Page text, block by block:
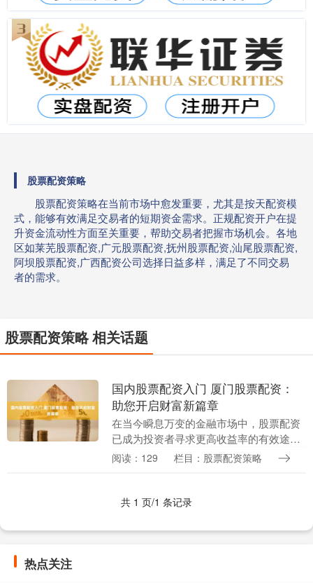
股票配资策略
股票配资策略在当前市场中愈发重要，尤其是按天配资模
式，能够有效满足交易者的短期资金需求。正规配资开户在提
升资金流动性方面至关重要，帮助交易者把握市场机会。各地
区如莱芜股票配资,广元股票配资,抚州股票配资,汕尾股票配资,
阿坝股票配资,广西配资公司选择日益多样，满足了不同交易
者的需求。
股票配资策略 相关话题
国内股票配资入门 厦门股票配资：
助您开启财富新篇章
在当今瞬息万变的金融市场中，股票配资
已成为投资者寻求更高收益率的有效途
径。厦门股票配资平台为您提供杠杆资金
阅读：129 栏目：股票配资策略
共 1 页/1 条记录
热点关注